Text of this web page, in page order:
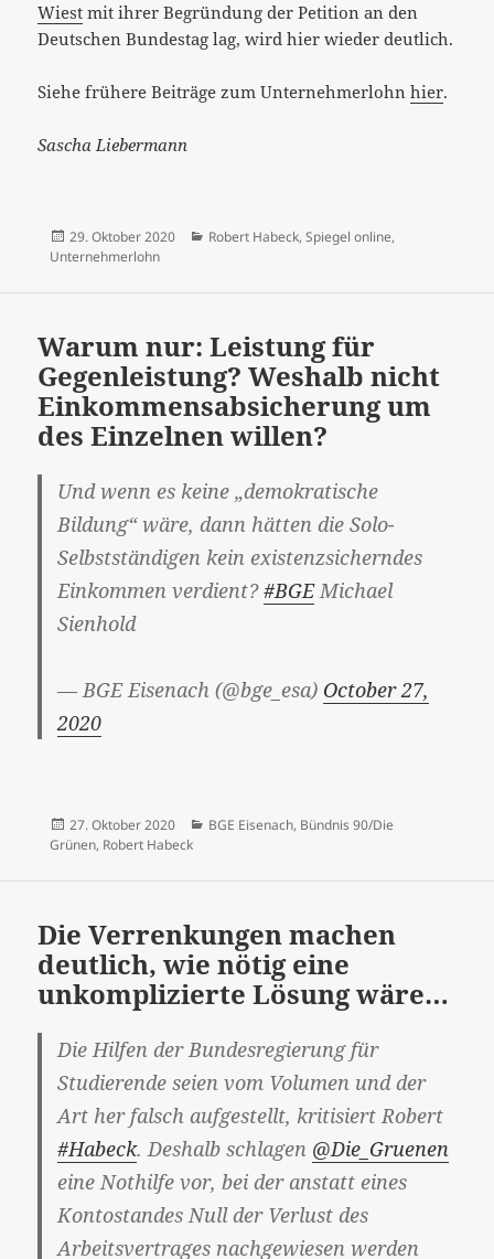
Wiest mit ihrer Begründung der Petition an den
Deutschen Bundestag lag, wird hier wieder deutlich.
Siehe frühere Beiträge zum Unternehmerlohnhier.
Sascha Liebermann
Veröffentlicht
am
29. Oktober 2020 Kategorien
Robert Habeck, Spiegel online,
Unternehmerlohn
Warum nur: Leistung für
Gegenleistung? Weshalb nicht
Einkommensabsicherung um
des Einzelnen willen?
Und wenn es keine „demokratische
Bildung“ wäre, dann hätten die Solo-
Selbstständigen kein existenzsicherndes
Einkommen verdient?#BGEMichael
Sienhold
— BGE Eisenach (@bge_esa) October 27,
2020
Veröffentlicht
am
27. Oktober 2020 Kategorien
BGE Eisenach, Bündnis 90/Die
Grünen, Robert Habeck
Die Verrenkungen machen
deutlich, wie nötig eine
unkomplizierte Lösung wäre…
Die Hilfen der Bundesregierung für
Studierende seien vom Volumen und der
Art her falsch aufgestellt, kritisiert Robert
#Habeck. Deshalb schlagen @Die_Gruenen
eine Nothilfe vor, bei der anstatt eines
Kontostandes Null der Verlust des
Arbeitsvertrages nachgewiesen werden